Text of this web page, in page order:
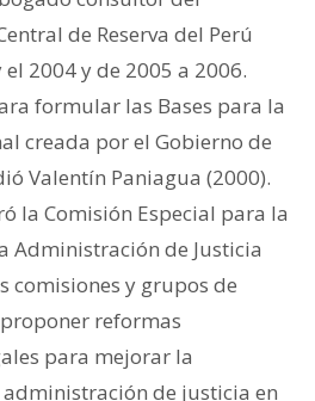
de Reserva del Perú
el 2004 y de 2005 a 2006.
formular las Bases para la
creada por el Gobierno de
Valentín Paniagua (2000).
la Comisión Especial para la
Administración de Justicia
comisiones y grupos de
reformas
para mejorar la
de justicia en